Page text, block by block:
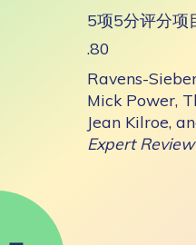
5项5分评分项
.80
Ravens-
Mick Power,
Jean Kilroe,
Expert